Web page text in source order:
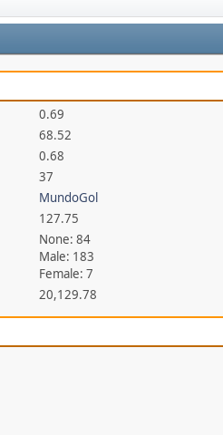
0.69
68.52
0.68
37
MundoGol
127.75
None: 84
Male: 183
Female: 7
20,129.78